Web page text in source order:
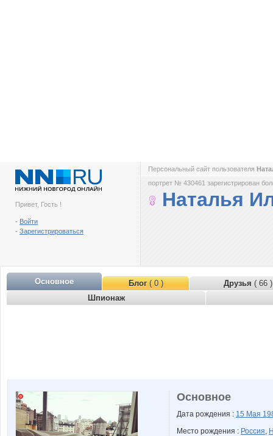
Привет, Гость !
- Войти
- Зарегистрироваться
Персональный сайт пользователя
портрет № 430461 зарегистрирован
Наталья
Основное Блог( 0 ) Друзья ( 66 )
Шпионаж
Основное
Дата рождения : 15 Мая
Место рождения : Россия,